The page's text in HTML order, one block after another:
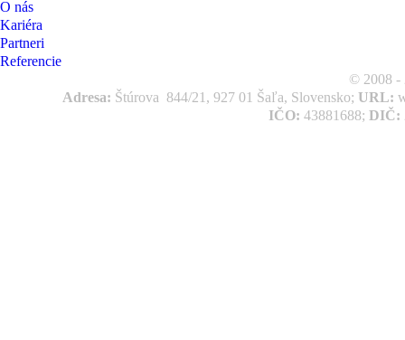
O nás
Kariéra
Partneri
Referencie
© 2008 -
Adresa: Štúrova 844/21, 927 01 Šaľa, Slovensko; URL:
IČO: 43881688; DIČ: